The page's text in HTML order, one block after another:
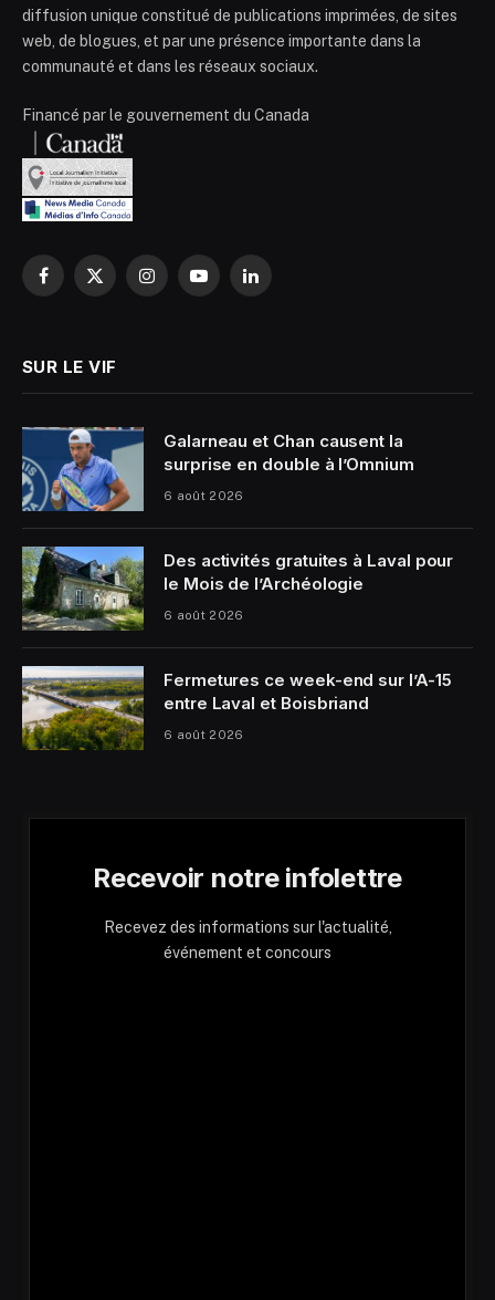
diffusion unique constitué de publications imprimées, de sites
web, de blogues, et par une présence importante dans la
communauté et dans les réseaux sociaux.
Financé par le gouvernement du Canada
Facebook
X
InstagramYouTubeLinkedIn
SUR LE VIF
Galarneau et Chan causent la
surprise en double à l’Omnium
6 août 2026
Des activités gratuites à Laval pour
le Mois de l’Archéologie
6 août 2026
Fermetures ce week-end sur l’A-15
entre Laval et Boisbriand
6 août 2026
Recevoir notre infolettre
Recevez des informations sur l'actualité,
événement et concours